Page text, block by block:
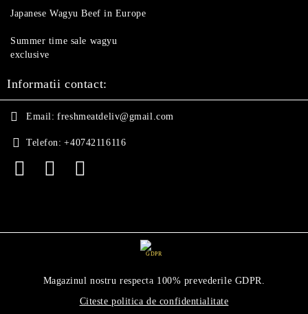
Japanese Wagyu Beef in Europe
Summer time sale wagyu
exclusive
Informatii contact:
Email: freshmeatdeliv@gmail.com
Telefon: +40742116116
GDPR
Magazinul nostru respecta 100% prevederile GDPR.
Citeste politica de confidentialitate